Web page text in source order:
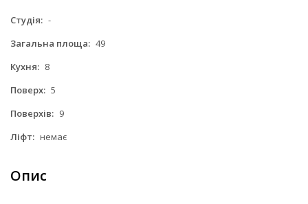
Студія: -
Загальна площа: 49
Кухня: 8
Поверх: 5
Поверхів: 9
Ліфт: немає
Опис